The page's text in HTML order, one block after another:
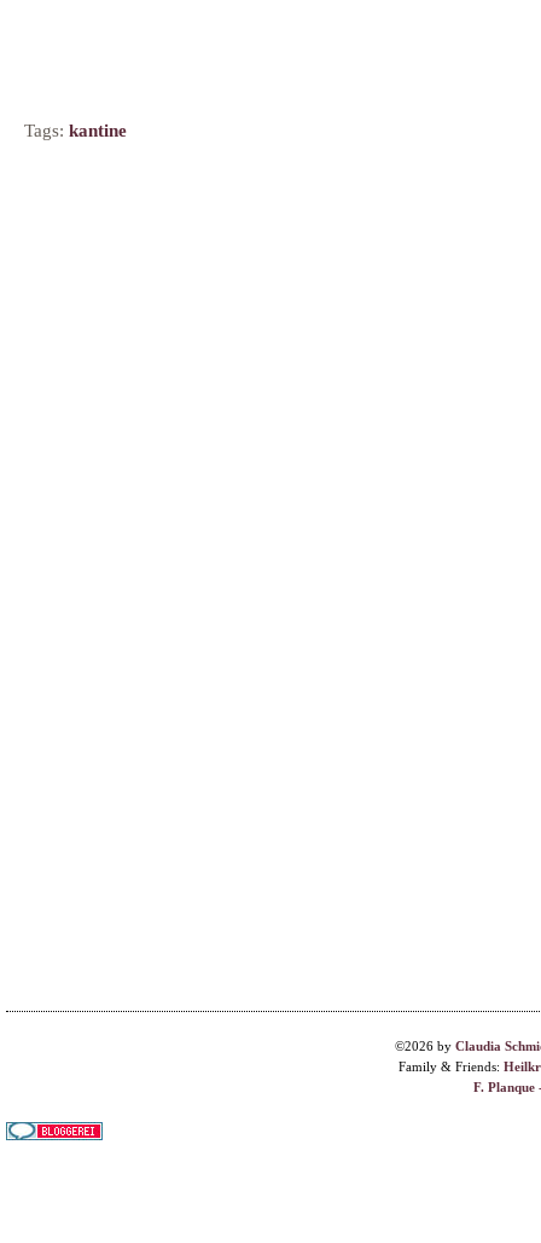
Tags: kantine
©2026 by Claudia
Family & Friends:
F. Planque